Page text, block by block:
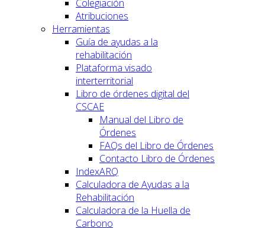
Colegiación
Atribuciones
Herramientas
Guía de ayudas a la
rehabilitación
Plataforma visado
interterritorial
Libro de órdenes digital del
CSCAE
Manual del Libro de
Órdenes
FAQs del Libro de Órdenes
Contacto Libro de Órdenes
IndexARQ
Calculadora de Ayudas a la
Rehabilitación
Calculadora de la Huella de
Carbono